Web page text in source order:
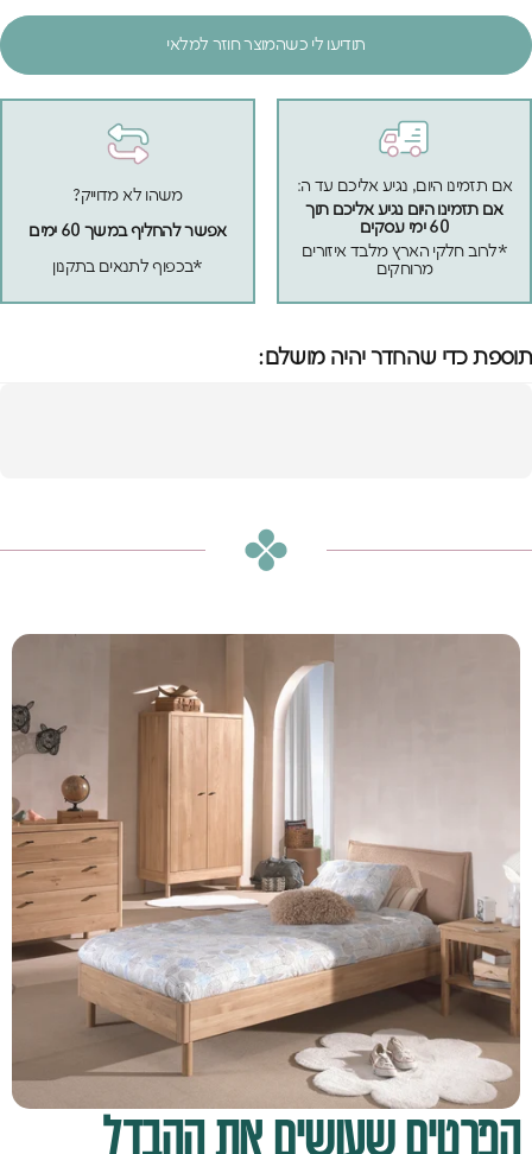
תודיעו לי כשהמוצר חוזר למלאי
אם תזמינו היום, נגיע אליכם עד ה:
אם תזמינו היום נגיע אליכם תוך
60 ימי עסקים
*לרוב חלקי הארץ מלבד איזורים
מרוחקים
משהו לא מדוייק?
אפשר להחליף במשך 60 ימים
*בכפוף לתנאים בתקנון
תוספת כדי שהחדר יהיה מושלם:
הפרטים שעושים את ההבדל